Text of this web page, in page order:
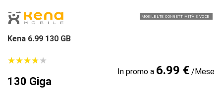
MOBILE LTE CONNETTIVITÀ E VOCE
Kena 6.99 130 GB
★★★★★
★★★★★
130 Giga
In promo a 6.99 €/Mese